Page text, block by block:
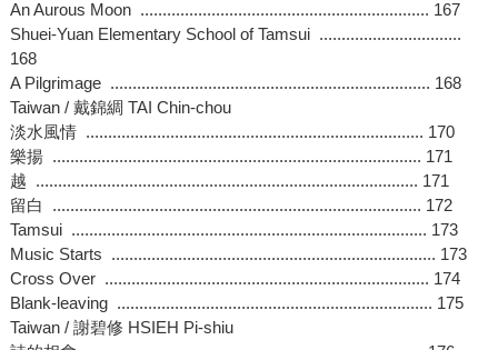
An Aurous Moon ................................................................. 167
Shuei-Yuan Elementary School of Tamsui ................................
168
A Pilgrimage ........................................................................ 168
Taiwan / 戴錦綢 TAI Chin-chou
淡水風情 ............................................................................ 170
樂揚 ................................................................................... 171
越 ...................................................................................... 171
留白 ................................................................................... 172
Tamsui ................................................................................ 173
Music Starts ......................................................................... 173
Cross Over ......................................................................... 174
Blank-leaving ....................................................................... 175
Taiwan / 謝碧修 HSIEH Pi-shiu